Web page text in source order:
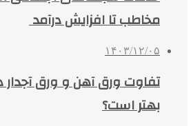
مخاطب تا افزایش درآمد
۱۴۰۳/۱۲/۰۵
تفاوت ورق آهن و ورق
بهتر است؟